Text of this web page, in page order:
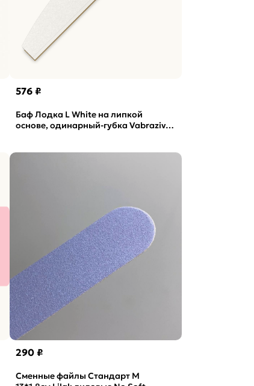
576 ₽
Баф Лодка L White на липкой
основе, одинарный-губка Vabrazive
290 ₽
Сменные файлы Стандарт M